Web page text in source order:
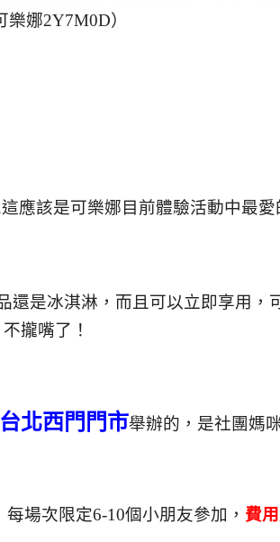
娜2Y7M0D）
應該是可樂娜目前體驗活動中最愛
還是冰淇淋，而且可以立即享用，
不攏嘴了！
北西門門市舉辦的，是社團媽
場次限定6-10個小朋友參加， 費